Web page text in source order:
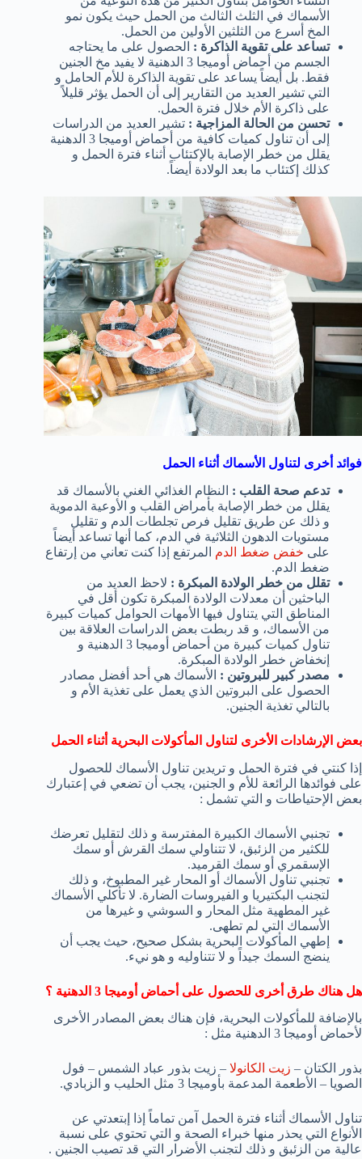
الأسماك في الثلث الثالث من الحمل حيث يكون نمو
المخ أسرع من الثلثين الأولين من الحمل.
تساعد على تقوية الذاكرة : الحصول على ما يحتاجه
الجسم من أحماض أوميجا 3 الدهنية لا يفيد مخ الجنين
فقط. بل أيضاً يساعد على تقوية الذاكرة للأم الحامل و
التي تشير العديد من التقارير إلى أن الحمل يؤثر قليلاً
على ذاكرة الأم خلال فترة الحمل.
تحسن من الحالة المزاجية : تشير العديد من الدراسات
إلى أن تناول كميات كافية من أحماض أوميجا 3 الدهنية
يقلل من خطر الإصابة بالإكتئاب أثناء فترة الحمل و
كذلك إكتئاب ما بعد الولادة أيضاً.
فوائد أخرى لتناول الأسماك أثناء الحمل
تدعم صحة القلب : النظام الغذائي الغني بالأسماك قد
يقلل من خطر الإصابة بأمراض القلب و الأوعية الدموية
و ذلك عن طريق تقليل فرص تجلطات الدم و تقليل
مستويات الدهون الثلاثية في الدم، كما أنها تساعد أيضاً
على خفض ضغط الدم المرتفع إذا كنت تعاني من إرتفاع
ضغط الدم.
تقلل من خطر الولادة المبكرة : لاحظ العديد من
الباحثين أن معدلات الولادة المبكرة تكون أقل في
المناطق التي يتناول فيها الأمهات الحوامل كميات كبيرة
من الأسماك، و قد ربطت بعض الدراسات العلاقة بين
تناول كميات كبيرة من أحماض أوميجا 3 الدهنية و
إنخفاض خطر الولادة المبكرة.
مصدر كبير للبروتين : الأسماك هي أحد أفضل مصادر
الحصول على البروتين الذي يعمل على تغذية الأم و
بالتالي تغذية الجنين.
بعض الإرشادات الأخرى لتناول المأكولات البحرية أثناء الحمل
إذا كنتي في فترة الحمل و تريدين تناول الأسماك للحصول
على فوائدها الرائعة للأم و الجنين، يجب أن تضعي في إعتبارك
بعض الإحتياطات و التي تشمل :
تجنبي الأسماك الكبيرة المفترسة و ذلك لتقليل تعرضك
للكثير من الزئبق، لا تتناولي سمك القرش أو سمك
الإسقمري أو سمك القرميد.
تجنبي تناول الأسماك أو المحار غير المطبوخ، و ذلك
لتجنب البكتيريا و الفيروسات الضارة. لا تأكلي الأسماك
غير المطهية مثل المحار و السوشي و غيرها من
الأسماك التي لم تطهى.
إطهي المأكولات البحرية بشكل صحيح، حيث يجب أن
ينضج السمك جيداً و لا تتناوليه و هو نيء.
هل هناك طرق أخرى للحصول على أحماض أوميجا 3 الدهنية ؟
بالإضافة للمأكولات البحرية، فإن هناك بعض المصادر الأخرى
لأحماض أوميجا 3 الدهنية مثل :
بذور الكتان – زيت الكانولا – زيت بذور عباد الشمس – فول
الصويا – الأطعمة المدعمة بأوميجا 3 مثل الحليب و الزبادي.
تناول الأسماك أثناء فترة الحمل آمن تماماً إذا إبتعدتي عن
الأنواع التي يحذر منها خبراء الصحة و التي تحتوي على نسبة
عالية من الزئبق و ذلك لتجنب الأضرار التي قد تصيب الجنين .